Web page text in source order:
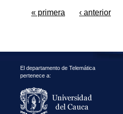
« primera ‹ anterior
El departamento de Telemática
pertenece a: